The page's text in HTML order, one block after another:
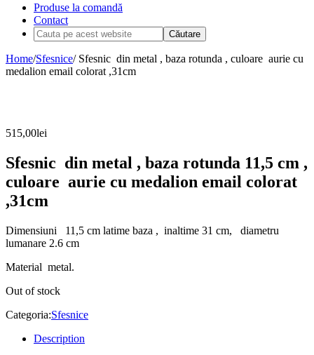
Produse la comandă
Contact
Cauta
pe
acest
website
Home/Sfesnice/ Sfesnic din metal , baza rotunda , culoare aurie cu
medalion email colorat ,31cm
515,00lei
Sfesnic din metal , baza rotunda 11,5 cm ,
culoare aurie cu medalion email colorat
,31cm
Dimensiuni 11,5 cm latime baza , inaltime 31 cm, diametru
lumanare 2.6 cm
Material metal.
Out of stock
Categoria:Sfesnice
Description